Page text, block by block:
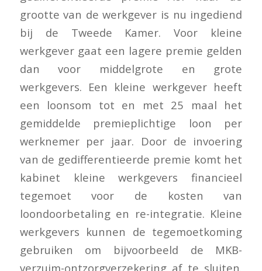
grootte van de werkgever is nu ingediend
bij de Tweede Kamer. Voor kleine
werkgever gaat een lagere premie gelden
dan voor middelgrote en grote
werkgevers. Een kleine werkgever heeft
een loonsom tot en met 25 maal het
gemiddelde premieplichtige loon per
werknemer per jaar. Door de invoering
van de gedifferentieerde premie komt het
kabinet kleine werkgevers financieel
tegemoet voor de kosten van
loondoorbetaling en re-integratie. Kleine
werkgevers kunnen de tegemoetkoming
gebruiken om bijvoorbeeld de MKB-
verzuim-ontzorgverzekering af te sluiten.